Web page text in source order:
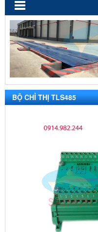
BỘ CHỈ THỊ TLS485